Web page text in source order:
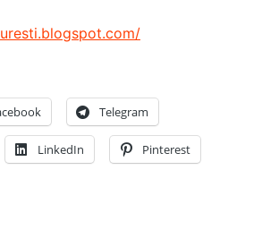
Telegram
LinkedIn Pinterest